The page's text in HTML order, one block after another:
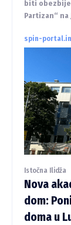
biti
Partizan“
spin-
Istočna Ilidža
Nova
dom:
doma u